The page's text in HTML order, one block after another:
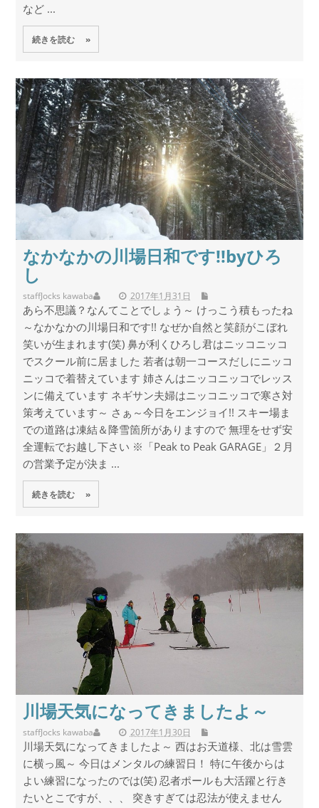
など ...
続きを読む »
なかなかの川場日和です!!byひろ
し
staff 2017年1月31日
Jocks kawaba
あら不思議？なんてことでしょう～ けっこう積もったね
～なかなかの川場日和です!! なぜか自然と笑顔がこぼれ
笑いが生まれます(笑) 鼻が利くひろし君はニッコニッコ
でスクール前に居ました 若者は朝一コースだしにニッコ
ニッコで着替えています 姉さんはニッコニッコでレッス
ンに備えています ネギサン夫婦はニッコニッコで寒さ対
策考えています～ さぁ～今日をエンジョイ!! スキー場ま
での道路は凍結＆降雪箇所がありますので 無理をせず安
全運転でお越し下さい ※「Peak to Peak GARAGE」２月
の営業予定が決ま ...
続きを読む »
川場天気になってきましたよ～
staff 2017年1月30日
Jocks kawaba
川場天気になってきましたよ～ 西はお天道様、北は雪雲
に横っ風～ 今日はメンタルの練習日！ 特に午後からは
よい練習になったのでは(笑) 忍者ポールも大活躍と行き
たいとこですが、、、 突きすぎては忍法が使えません